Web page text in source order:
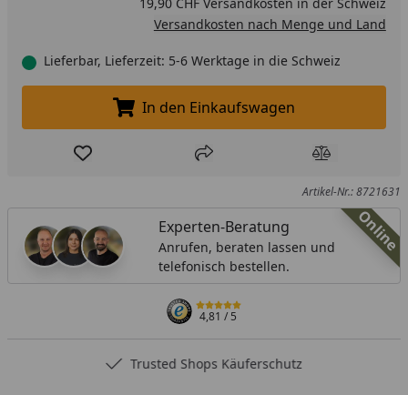
Versandkosten nach Menge und Land
Lieferbar, Lieferzeit: 5-6 Werktage in die Schweiz
In den Einkaufswagen legen
In den Einkaufswagen
Produkt zur Wunschliste hinzufügen
Teilen Produkt
Artikel-Nr.: 8721631
Online
Experten-Beratung
Anrufen, beraten lassen und
telefonisch bestellen.
4,81/ 5
Trusted Shops Käuferschutz